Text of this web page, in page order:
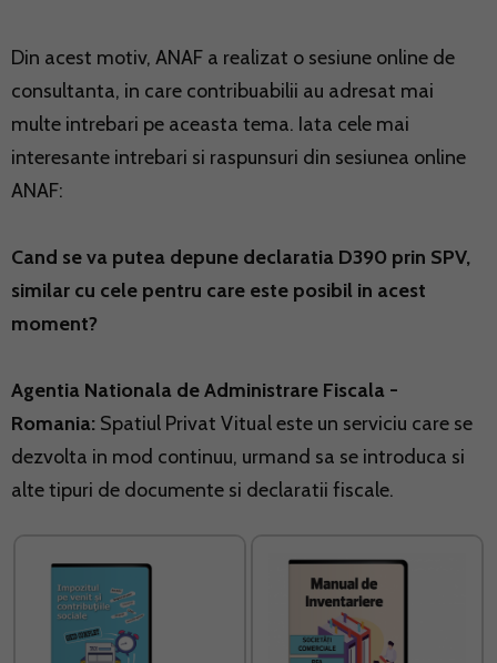
Din acest motiv, ANAF a realizat o sesiune online de
consultanta, in care contribuabilii au adresat mai
multe intrebari pe aceasta tema. Iata cele mai
interesante intrebari si raspunsuri din sesiunea online
ANAF:
Cand se va putea depune declaratia D390 prin SPV,
similar cu cele pentru care este posibil in acest
moment?
Agentia Nationala de Administrare Fiscala -
Romania: Spatiul Privat Vitual este un serviciu care se
dezvolta in mod continuu, urmand sa se introduca si
alte tipuri de documente si declaratii fiscale.